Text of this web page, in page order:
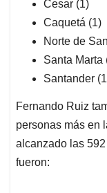
Cesar (1)
Caquetá (1)
Norte de
Santa Marta
Santander
Fernando Ruiz
personas más en
alcanzado las
fueron: